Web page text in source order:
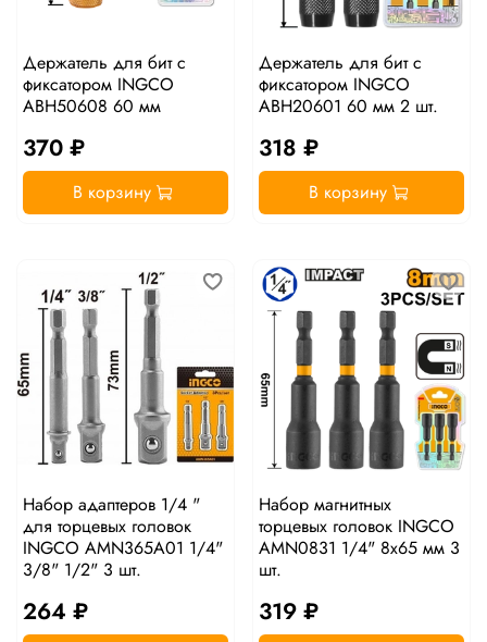
Держатель для бит с
фиксатором INGCO
ABH50608 60 мм
370 ₽
В корзину
Держатель для бит с
фиксатором INGCO
ABH20601 60 мм 2 шт.
318 ₽
В корзину
Набор адаптеров 1/4 "
для торцевых головок
INGCO AMN365A01 1/4"
3/8" 1/2" 3 шт.
264 ₽
Набор магнитных
торцевых головок INGCO
AMN0831 1/4" 8х65 мм 3
шт.
319 ₽